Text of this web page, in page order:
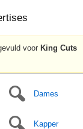
voor King Cuts
Dames
Kapper